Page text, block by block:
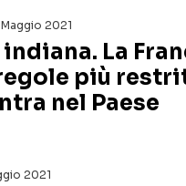
Maggio 2021
La
più
nel Paese
2021